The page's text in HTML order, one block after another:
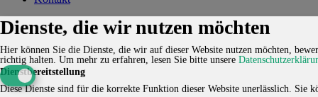
KontaktKarriereImpressumDatenschutzerklärung Cookie-
Einstellungen
© 2026 HUCKEPACK e.V. - Alle Rechte vorbehalten.
Dienste, die wir nutzen möchten
Hier können Sie die Dienste, die wir auf dieser Website nutzen möchten,
richtig halten. Um mehr zu erfahren, lesen Sie bitte unsere
Dienstbereitstellung
Diese Dienste sind für die korrekte Funktion dieser Website unerlässlich.